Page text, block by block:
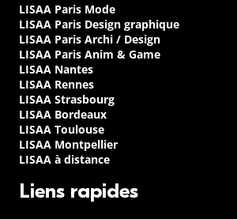
LISAA Paris Mode
LISAA Paris Design graphique
LISAA Paris Archi / Design
LISAA Paris Anim & Game
LISAA Nantes
LISAA Rennes
LISAA Strasbourg
LISAA Bordeaux
LISAA Toulouse
LISAA Montpellier
LISAA à distance
Liens rapides